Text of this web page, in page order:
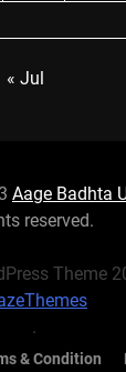
« Jul
Aage Badhta
reserved.
Theme
.
& Condition